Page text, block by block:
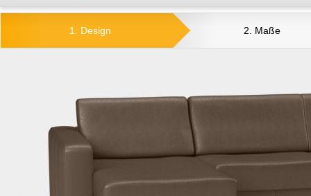
2. Maße
1. Design